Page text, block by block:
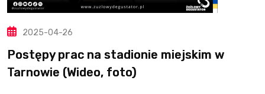
2025-04-26
Postępy prac na stadionie miejskim w
Tarnowie (Wideo, foto)